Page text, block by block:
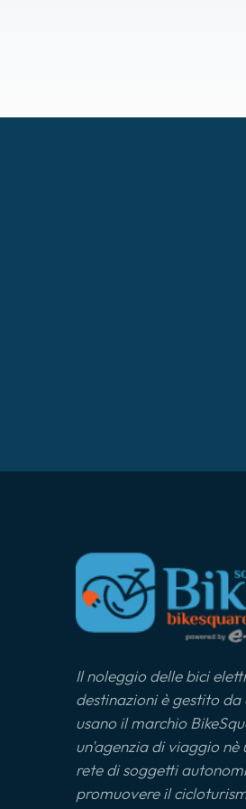
Il noleggio delle bici
destinazioni è gestito
usano il marchio
un'agenzia di viaggio
rete di soggetti
promuovere il